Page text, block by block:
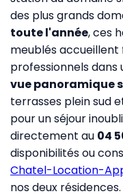
des plus grands
toute l'année, ces
meublés accueillent
professionnels
vue panoramique
terrasses plein sud
pour un séjour
directement au 04
disponibilités ou
Chatel-Location-
nos deux résidences.